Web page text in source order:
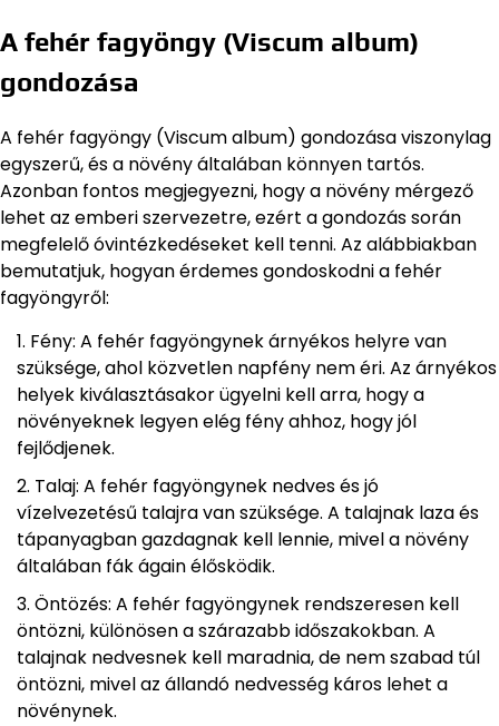
A fehér fagyöngy (Viscum album)
gondozása
A fehér fagyöngy (Viscum album) gondozása viszonylag
egyszerű, és a növény általában könnyen tartós.
Azonban fontos megjegyezni, hogy a növény mérgező
lehet az emberi szervezetre, ezért a gondozás során
megfelelő óvintézkedéseket kell tenni. Az alábbiakban
bemutatjuk, hogyan érdemes gondoskodni a fehér
fagyöngyről:
Fény: A fehér fagyöngynek árnyékos helyre van
szüksége, ahol közvetlen napfény nem éri. Az árnyékos
helyek kiválasztásakor ügyelni kell arra, hogy a
növényeknek legyen elég fény ahhoz, hogy jól
fejlődjenek.
Talaj: A fehér fagyöngynek nedves és jó
vízelvezetésű talajra van szüksége. A talajnak laza és
tápanyagban gazdagnak kell lennie, mivel a növény
általában fák ágain élősködik.
Öntözés: A fehér fagyöngynek rendszeresen kell
öntözni, különösen a szárazabb időszakokban. A
talajnak nedvesnek kell maradnia, de nem szabad túl
öntözni, mivel az állandó nedvesség káros lehet a
növénynek.